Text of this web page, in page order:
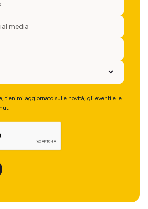
tienimi aggiornato sulle novità, gli eventi e le